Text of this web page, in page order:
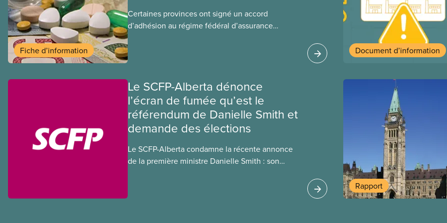
Fiche d’information
Certaines provinces ont signé un accord
d’adhésion au régime fédéral d’assurance
Document d’information
Le SCFP-Alberta dénonce
l’écran de fumée qu’est le
référendum de Danielle Smith et
demande des élections
Le SCFP-Alberta condamne la récente annonce
de la première ministre Danielle Smith : son
Rapport